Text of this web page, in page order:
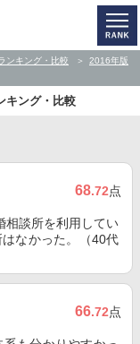
ンキング・比較
2016年版
キング・比較
68.72点
相談所を利用してい
なかった。（40代
66.72点